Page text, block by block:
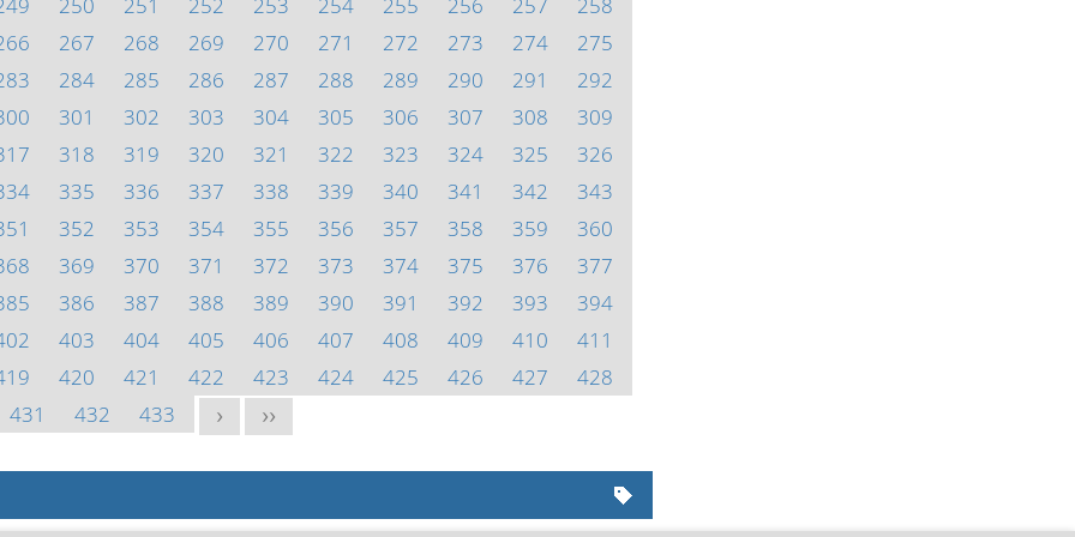
267 268 269 270 271 272 273 274
275
284 285 286 287 288 289 290 291
292
301 302 303 304 305 306 307 308
309
318 319 320 321 322 323 324 325
326
335 336 337 338 339 340 341 342
343
352 353 354 355 356 357 358 359
360
369 370 371 372 373 374 375 376
377
386 387 388 389 390 391 392 393
394
403 404 405 406 407 408 409 410
411
420 421 422 423 424 425 426 427
428
431
432 433 > >>